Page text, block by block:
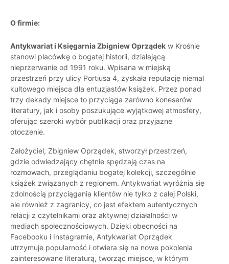
O firmie:
Antykwariat i Księgarnia Zbigniew Oprządek w Krośnie
stanowi placówkę o bogatej historii, działającą
nieprzerwanie od 1991 roku. Wpisana w miejską
przestrzeń przy ulicy Portiusa 4, zyskała reputację niemal
kultowego miejsca dla entuzjastów książek. Przez ponad
trzy dekady miejsce to przyciąga zarówno koneserów
literatury, jak i osoby poszukujące wyjątkowej atmosfery,
oferując szeroki wybór publikacji oraz przyjazne
otoczenie.
Założyciel, Zbigniew Oprządek, stworzył przestrzeń,
gdzie odwiedzający chętnie spędzają czas na
rozmowach, przeglądaniu bogatej kolekcji, szczególnie
książek związanych z regionem. Antykwariat wyróżnia się
zdolnością przyciągania klientów nie tylko z całej Polski,
ale również z zagranicy, co jest efektem autentycznych
relacji z czytelnikami oraz aktywnej działalności w
mediach społecznościowych. Dzięki obecności na
Facebooku i Instagramie, Antykwariat Oprządek
utrzymuje popularność i otwiera się na nowe pokolenia
zainteresowane literaturą, tworząc miejsce, w którym